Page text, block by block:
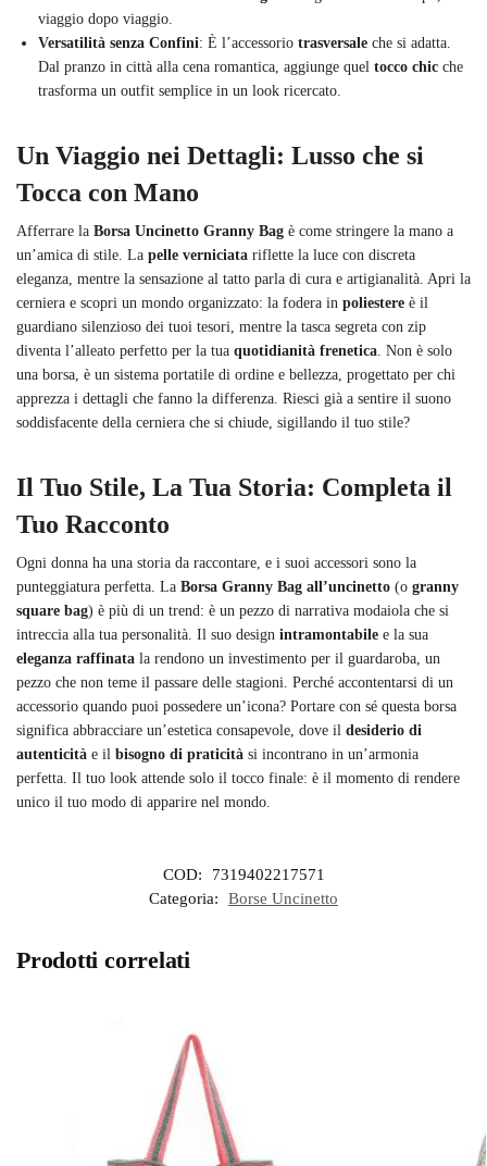
viaggio dopo viaggio.
Versatilità senza Confini: È l’accessorio trasversale che si adatta.
Dal pranzo in città alla cena romantica, aggiunge quel tocco chic che
trasforma un outfit semplice in un look ricercato.
Un Viaggio nei Dettagli: Lusso che si
Tocca con Mano
Afferrare la Borsa Uncinetto Granny Bag è come stringere la mano a
un’amica di stile. La pelle verniciata riflette la luce con discreta
eleganza, mentre la sensazione al tatto parla di cura e artigianalità. Apri la
cerniera e scopri un mondo organizzato: la fodera in poliestere è il
guardiano silenzioso dei tuoi tesori, mentre la tasca segreta con zip
diventa l’alleato perfetto per la tua quotidianità frenetica. Non è solo
una borsa, è un sistema portatile di ordine e bellezza, progettato per chi
apprezza i dettagli che fanno la differenza. Riesci già a sentire il suono
soddisfacente della cerniera che si chiude, sigillando il tuo stile?
Il Tuo Stile, La Tua Storia: Completa il
Tuo Racconto
Ogni donna ha una storia da raccontare, e i suoi accessori sono la
punteggiatura perfetta. La Borsa Granny Bag all’uncinetto (o granny
square bag) è più di un trend: è un pezzo di narrativa modaiola che si
intreccia alla tua personalità. Il suo design intramontabile e la sua
eleganza raffinata la rendono un investimento per il guardaroba, un
pezzo che non teme il passare delle stagioni. Perché accontentarsi di un
accessorio quando puoi possedere un’icona? Portare con sé questa borsa
significa abbracciare un’estetica consapevole, dove il desiderio di
autenticità e il bisogno di praticità si incontrano in un’armonia
perfetta. Il tuo look attende solo il tocco finale: è il momento di rendere
unico il tuo modo di apparire nel mondo.
COD:
7319402217571
Categoria:
Borse Uncinetto
Prodotti correlati